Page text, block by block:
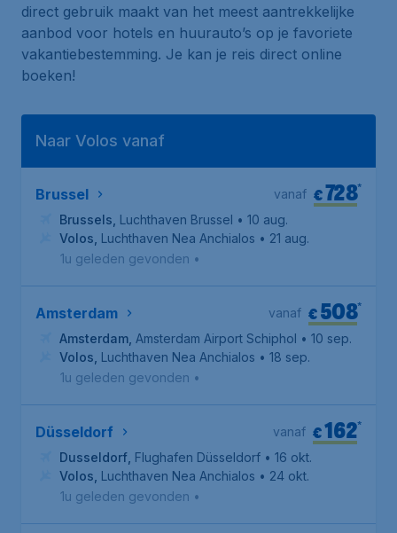
direct gebruik maakt van het meest aantrekkelijke
aanbod voor hotels en huurauto’s op je favoriete
vakantiebestemming. Je kan je reis direct online
boeken!
Naar Volos vanaf
Brussel €728*
vanaf
Brussels Luchthaven Brussel • 10 aug.
Volos Luchthaven Nea Anchialos • 21 aug.
1u geleden gevonden •
Amsterdam €508*
vanaf
Amsterdam Amsterdam Airport Schiphol • 10 sep.
Volos Luchthaven Nea Anchialos • 18 sep.
1u geleden gevonden •
Düsseldorf €162*
vanaf
Dusseldorf Flughafen Düsseldorf • 16 okt.
Volos Luchthaven Nea Anchialos • 24 okt.
1u geleden gevonden •